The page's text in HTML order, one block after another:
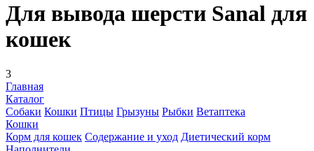
Для вывода шерсти Sanal для
кошек
3
Главная
Каталог
Собаки Кошки Птицы Грызуны Рыбки Ветаптека
Кошки
Корм для кошек Содержание и уход Диетический корм